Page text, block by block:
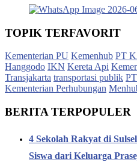
TOPIK TERFAVORIT
Kementerian PU Kemenhub PT
Hanggodo IKN Kereta Api
Transjakarta transportasi publik
Kementerian Perhubungan
BERITA TERPOPULER
4 Sekolah Rakyat di
Siswa dari Keluarga